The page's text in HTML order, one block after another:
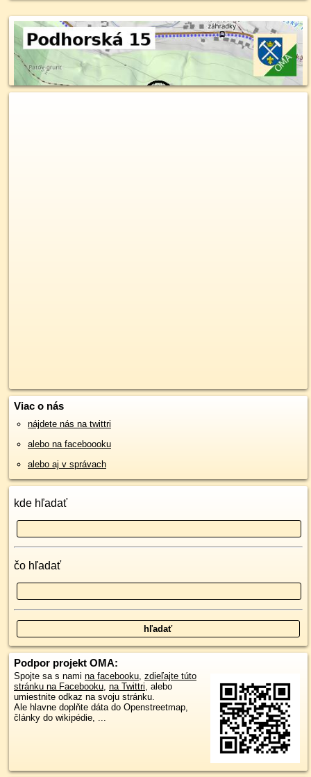
Viac o nás
nájdete nás na twittri
alebo na faceboooku
alebo aj v správach
kde hľadať
čo hľadať
Podpor projekt OMA:
Spojte sa s nami na facebooku, zdieľajte túto
stránku na Facebooku, na Twittri, alebo
umiestnite odkaz na svoju stránku.
Ale hlavne doplňte dáta do Openstreetmap,
články do wikipédie, ...